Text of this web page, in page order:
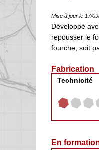
Mise à jour le 17/
Développé
repousser le
fourche, soit
Fabrication
Technicité
En